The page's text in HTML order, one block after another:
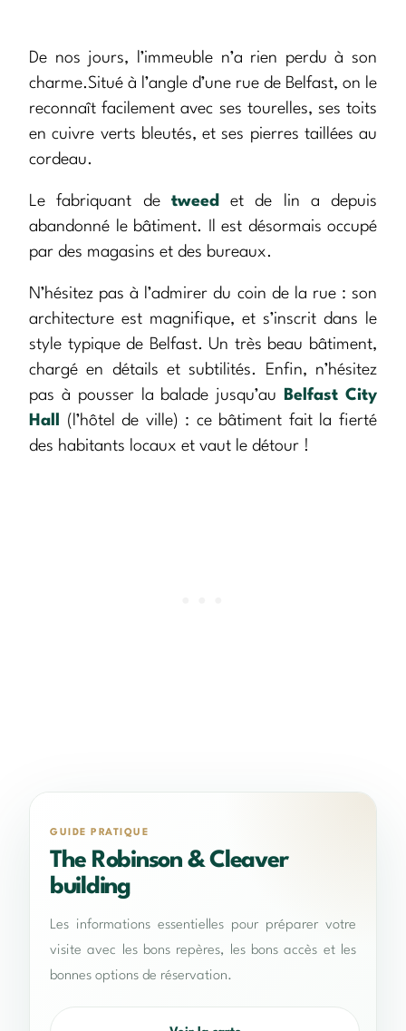
De nos jours, l’immeuble n’a rien perdu à son
charme.Situé à l’angle d’une rue de Belfast, on le
reconnaît facilement avec ses tourelles, ses toits
en cuivre verts bleutés, et ses pierres taillées au
cordeau.
Le fabriquant de tweed
et de lin a depuis
abandonné le bâtiment. Il est désormais occupé
par des magasins et des bureaux.
N’hésitez pas à l’admirer du coin de la rue : son
architecture est magnifique, et s’inscrit dans le
style typique de Belfast. Un très beau bâtiment,
chargé en détails et subtilités. Enfin, n’hésitez
pas à pousser la balade jusqu’au
Belfast City
Hall
(l’hôtel de ville) : ce bâtiment fait la fierté
des habitants locaux et vaut le détour !
GUIDE PRATIQUE
The Robinson & Cleaver
building
Les informations essentielles pour préparer votre
visite avec les bons repères, les bons accès et les
bonnes options de réservation.